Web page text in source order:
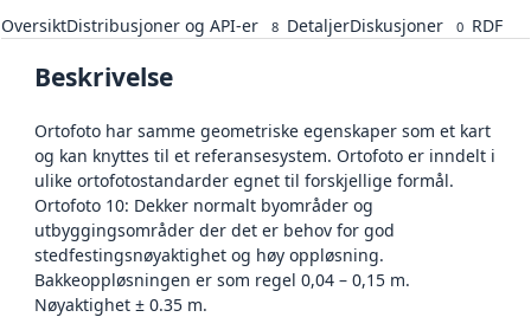
OversiktDistribusjoner og API-er 8 DetaljerDiskusjoner 0 RDF
Beskrivelse
Ortofoto har samme geometriske egenskaper som et kart
og kan knyttes til et referansesystem. Ortofoto er inndelt i
ulike ortofotostandarder egnet til forskjellige formål.
Ortofoto 10: Dekker normalt byområder og
utbyggingsområder der det er behov for god
stedfestingsnøyaktighet og høy oppløsning.
Bakkeoppløsningen er som regel 0,04 – 0,15 m.
Nøyaktighet ± 0.35 m.